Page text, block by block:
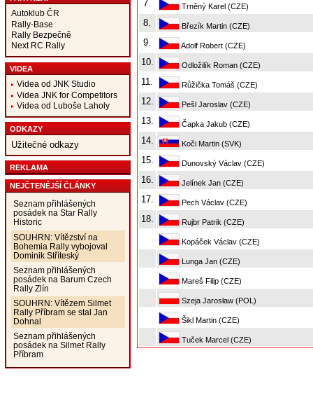
Autoklub ČR
Rally-Base
Rally Bezpečně
Next RC Rally
VIDEA
Videa od JNK Studio
Videa JNK for Competitors
Videa od Luboše Laholy
ODKAZY
Užitečné odkazy
REKLAMA
NEJČTENĚJŠÍ ČLÁNKY
Seznam přihlášených
posádek na Star Rally
Historic
SOUHRN: Vítězství na
Bohemia Rally vybojoval
Dominik Stříteský
Seznam přihlášených
posádek na Barum Czech
Rally Zlín
SOUHRN: Vítězem Silmet
Rally Příbram se stal Jan
Dohnal
Seznam přihlášených
posádek na Silmet Rally
Příbram
7. Trněný Karel (CZE)
8. Březík Martin (CZE)
9. Adolf Robert (CZE)
10. Odložilík Roman (CZE)
11. Růžička Tomáš (CZE)
12. Pešl Jaroslav (CZE)
13. Čapka Jakub (CZE)
14. Koči Martin (SVK)
15. Dunovský Václav (CZE)
16. Jelínek Jan (CZE)
17. Pech Václav (CZE)
18. Rujbr Patrik (CZE)
Kopáček Václav (CZE)
Lunga Jan (CZE)
Mareš Filip (CZE)
Szeja Jarosław (POL)
Šikl Martin (CZE)
Tuček Marcel (CZE)